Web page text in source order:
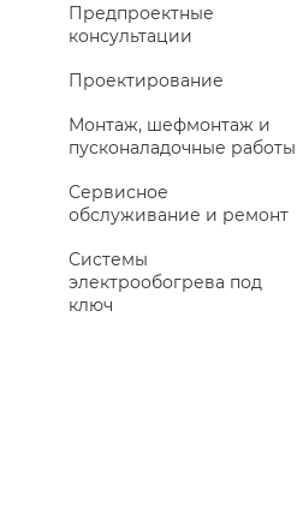
Предпроектные
консультации
Проектирование
Монтаж, шефмонтаж и
пусконаладочные работы
Сервисное
обслуживание и ремонт
Системы
электрообогрева под
ключ